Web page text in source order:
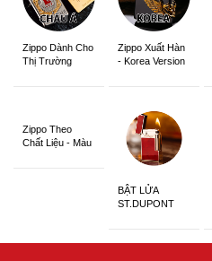
Zippo Dành Cho
Thị Trường
Zippo Xuất Hàn
- Korea Version
Zippo Theo
Chất Liệu - Màu
BẬT LỬA
ST.DUPONT